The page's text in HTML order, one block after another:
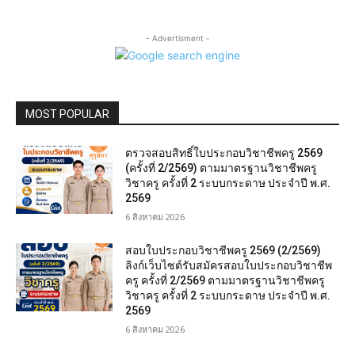
- Advertisment -
MOST POPULAR
ตรวจสอบสิทธิ์ใบประกอบวิชาชีพครู 2569
(ครั้งที่ 2/2569) ตามมาตรฐานวิชาชีพครู
วิชาครู ครั้งที่ 2 ระบบกระดาษ ประจำปี พ.ศ.
2569
6 สิงหาคม 2026
สอบใบประกอบวิชาชีพครู 2569 (2/2569)
ลิงก์เว็บไซต์รับสมัครสอบใบประกอบวิชาชีพ
ครู ครั้งที่ 2/2569 ตามมาตรฐานวิชาชีพครู
วิชาครู ครั้งที่ 2 ระบบกระดาษ ประจำปี พ.ศ.
2569
6 สิงหาคม 2026